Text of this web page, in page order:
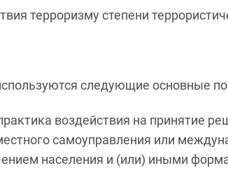
терроризму степени
следующие основные
воздействия на принятие
самоуправления или
населения и (или) иными